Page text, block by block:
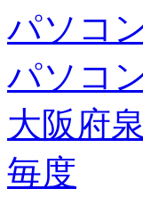
パソコ
パソコ
大阪府
毎度